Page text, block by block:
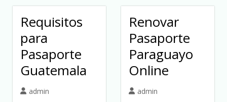
Requisitos
para
Pasaporte
Guatemala
admin
Renovar
Pasaporte
Paraguayo
Online
admin